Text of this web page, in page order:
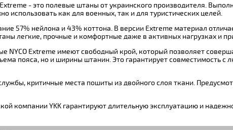
- это полевые штаны от украинского производителя.
использовать как для военных, так и для туристических целей.
57% нейлона и 43% коттона. В версии Extreme материал
легкие, прочные и комфортные даже в активных нагрузках и
NYCO Extreme имеют свободный крой, который позволяет
пояса, но и ширины штанин. Это гарантирует совместимость
критичные места пошиты из двойного слоя ткани.
компании YKK гарантируют длительную эксплуатацию и